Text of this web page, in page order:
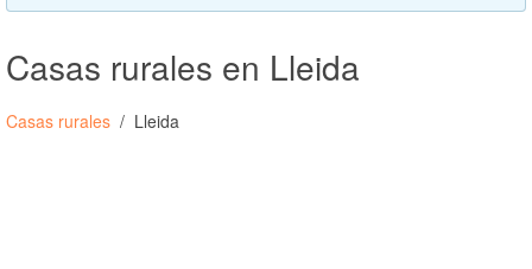
Casas rurales en Lleida
Casas rurales Lleida